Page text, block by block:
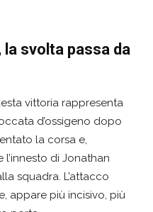
la svolta passa da
vittoria rappresenta
d’ossigeno dopo
la corsa e,
di Jonathan
squadra. L’attacco
appare più incisivo, più